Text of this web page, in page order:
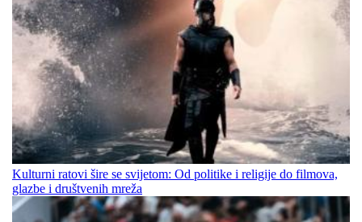
Kulturni ratovi šire se svijetom: Od politike i religije do filmova,
glazbe i društvenih mreža